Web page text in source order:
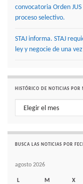
convocatoria Orden
proceso selectivo.
STAJ informa. STAJ
ley y negocie de una
HISTÓRICO DE NOTICIAS POR
Histórico de noticias por mes
BUSCA LAS NOTICIAS POR
agosto 2026
L M X